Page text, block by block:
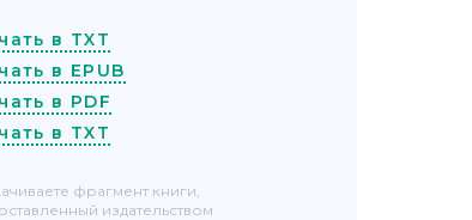
в TXT
в EPUB
в PDF
в TXT
фрагмент книги,
издательством